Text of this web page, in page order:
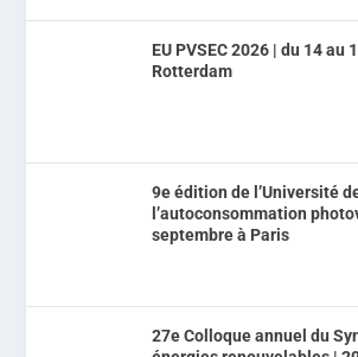
EU PVSEC 2026 | du 14 au
Rotterdam
9e édition de l’Université
l’autoconsommation
septembre à Paris
27e Colloque annuel du